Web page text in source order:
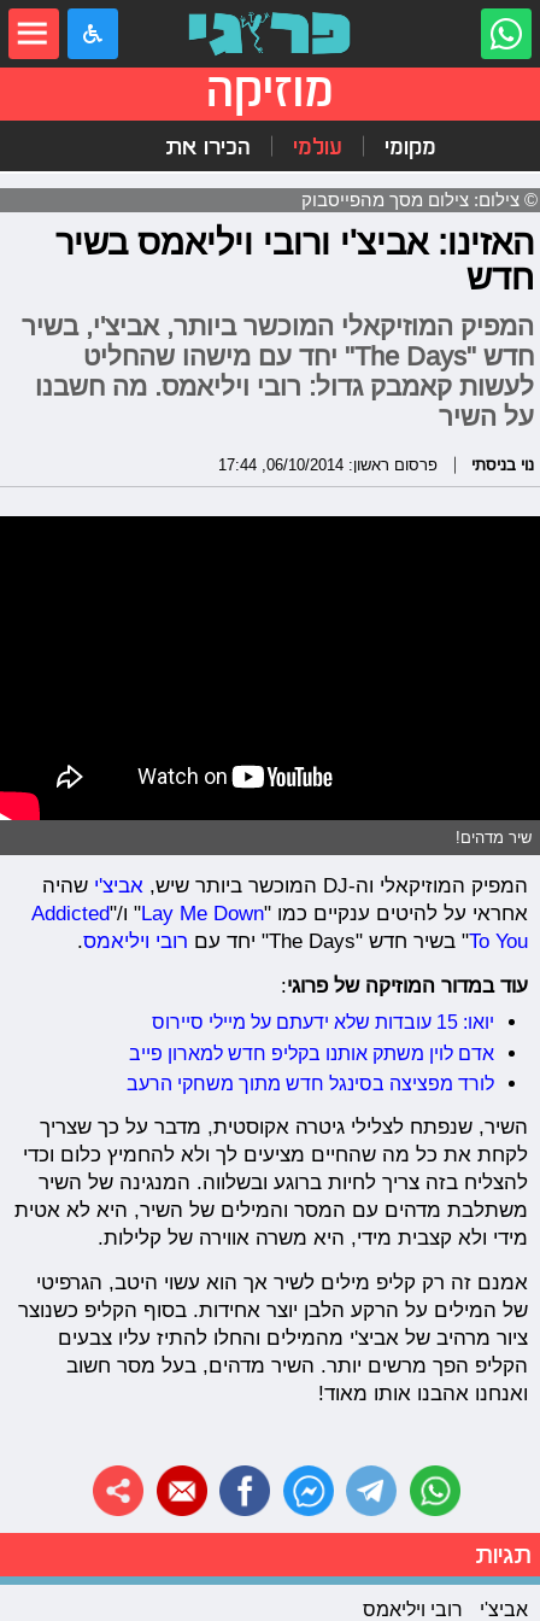
מוזיקה
מקומי עולמי הכירו את
© צילום: צילום מסך מהפייסבוק
האזינו: אביצ'י ורובי ויליאמס בשיר
חדש
המפיק המוזיקאלי המוכשר ביותר, אביצ'י, בשיר
חדש "The Days" יחד עם מישהו שהחליט
לעשות קאמבק גדול: רובי ויליאמס. מה חשבנו
על השיר
נוי בניסתי פרסום ראשון: 06/10/2014, 17:44
שיר מדהים!
המפיק המוזיקאלי וה-DJ המוכשר ביותר שיש, אביצ'ישהיה
אחראי על להיטים ענקיים כמו "Lay Me Down" ו/"Addicted
To You" בשיר חדש "The Days" יחד עם רובי ויליאמס.
עוד במדור המוזיקה של פרוגי:
יואו: 15 עובדות שלא ידעתם על מיילי סיירוס
אדם לוין משתק אותנו בקליפ חדש למארון פייב
לורד מפציצה בסינגל חדש מתוך משחקי הרעב
השיר, שנפתח לצלילי גיטרה אקוסטית, מדבר על כך שצריך
לקחת את כל מה שהחיים מציעים לך ולא להחמיץ כלום וכדי
להצליח בזה צריך לחיות ברוגע ובשלווה. המנגינה של השיר
משתלבת מדהים עם המסר והמילים של השיר, היא לא אטית
מידי ולא קצבית מידי, היא משרה אווירה של קלילות.
אמנם זה רק קליפ מילים לשיר אך הוא עשוי היטב, הגרפיטי
של המילים על הרקע הלבן יוצר אחידות. בסוף הקליפ כשנוצר
ציור מרהיב של אביצ'י מהמילים והחלו להתיז עליו צבעים
הקליפ הפך מרשים יותר. השיר מדהים, בעל מסר חשוב
ואנחנו אהבנו אותו מאוד!
תגיות
אביצ'י רובי ויליאמס